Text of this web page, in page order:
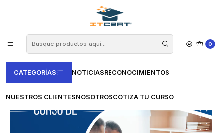
0
CATEGORÍAS NOTICIASRECONOCIMIENTOS
NUESTROS CLIENTESNOSOTROSCOTIZA TU CURSO
Vertice Informática y Comunicaciones
Curso de Operaciones de Mantenimiento y Consulta de Datos (100